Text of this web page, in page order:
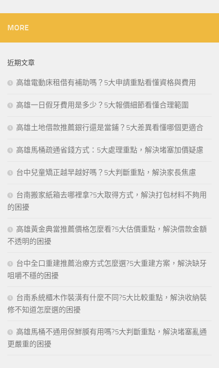
MORE
近期文章
高雄電動床租借有補助嗎？5大申請重點看懂資格與費用
高雄一日假牙費用是多少？5大報價細節看懂合理範圍
高雄土地借款推薦銀行還是當鋪？5大差異看懂哪個更適合
高雄馬桶疏通省錢方式：5大處理重點，解決堵塞加價疑慮
台中兒童矯正越早越好嗎？5大判斷重點，解決家長焦慮
台南搬家紙箱去哪裡拿?5大取得方式，解決打包材料不夠用
的困擾
高雄黃金典當推薦價格怎麼看?5大估價重點，解決借款金額
不透明的困擾
台中全口重建推薦治療方式怎麼選?5大重建方案，解決缺牙
咀嚼不穩的困擾
台南系統櫃木作裝潢有什麼不同?5大比較重點，解決收納裝
修不知道怎麼選的困擾
高雄馬桶不通用保鮮膜有用嗎?5大判斷重點，解決堵塞亂通
更嚴重的困擾